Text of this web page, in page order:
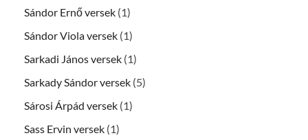
Sándor Ernő versek (1)
Sándor Viola versek (1)
Sarkadi János versek (1)
Sarkady Sándor versek (5)
Sárosi Árpád versek (1)
Sass Ervin versek (1)